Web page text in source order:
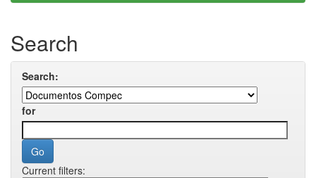
Search
Search:
for
Current filters: